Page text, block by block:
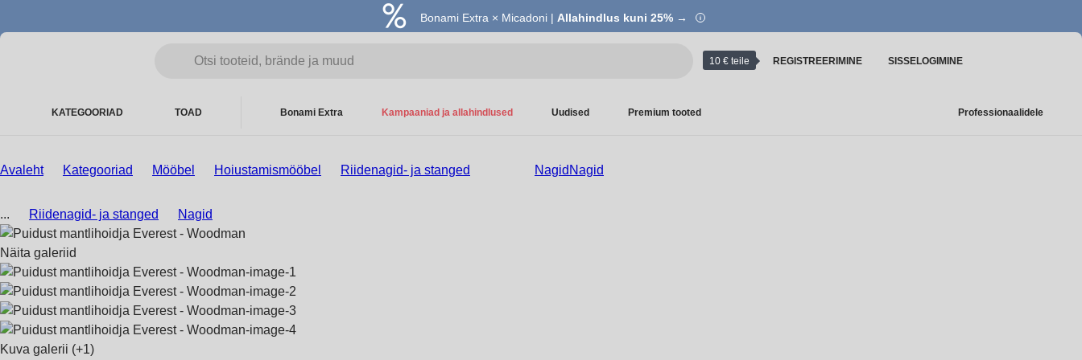
Bonami Extra × Micadoni | Allahindlus kuni 25% →
10 € teile REGISTREERIMINE SISSELOGIMINE
KATEGOORIAD TOAD Bonami Extra Kampaaniad ja allahindlused Uudised Premium tooted Professionaalidele
Avaleht Kategooriad Mööbel Hoiustamismööbel Riidenagid- ja stanged Nagid Nagid
... Riidenagid- ja stanged Nagid
Näita galeriid
Kuva galerii (+1)